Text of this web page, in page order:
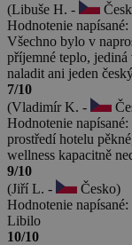
(Libuše H. -
Hodnotenie
Všechno bylo v
příjemné teplo, jediná
naladit ani jeden
7/10
(Vladimír K. -
Hodnotenie
prostředí hotelu
wellness kapacitně
9/10
(Jiří L. -
Česko)
Hodnotenie
Libilo
10/10